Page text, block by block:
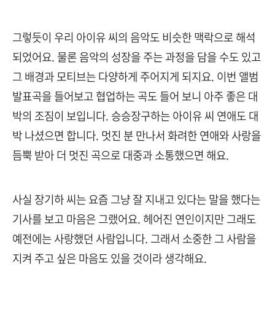
그렇듯이 우리 아이유 씨의 음악도 비슷한 맥락으로 해석
되었어요. 물론 음악의 성장을 주는 과정을 담을 수도 있고
그 배경과 모티브는 다양하게 주어지게 되지요. 이번 앨범
발표곡을 들어보고 협업하는 곡도 들어 보니 아주 좋은 대
박의 조짐이 보입니다. 승승장구하는 아이유 씨 연애도 대
박 나셨으면 합니다. 멋진 분 만나서 화려한 연애와 사랑을
듬뿍 받아 더 멋진 곡으로 대중과 소통했으면 해요.
사실 장기하 씨는 요즘 그냥 잘 지내고 있다는 말을 했다는
기사를 보고 마음은 그랬어요. 헤어진 연인이지만 그래도
예전에는 사랑했던 사람입니다. 그래서 소중한 그 사람을
지켜 주고 싶은 마음도 있을 것이라 생각해요.